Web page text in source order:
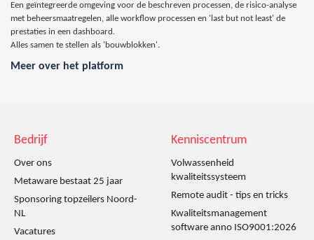
Een geïntegreerde omgeving voor de beschreven processen, de risico-analyse
met beheersmaatregelen, alle workflow processen en 'last but not least' de
prestaties in een dashboard.
Alles samen te stellen als 'bouwblokken'.
Meer over het platform
Bedrijf
Over ons
Metaware bestaat 25 jaar
Sponsoring topzeilers Noord-
NL
Vacatures
Kenniscentrum
Volwassenheid
kwaliteitssysteem
Remote audit - tips en tricks
Kwaliteitsmanagement
software anno ISO9001:2026